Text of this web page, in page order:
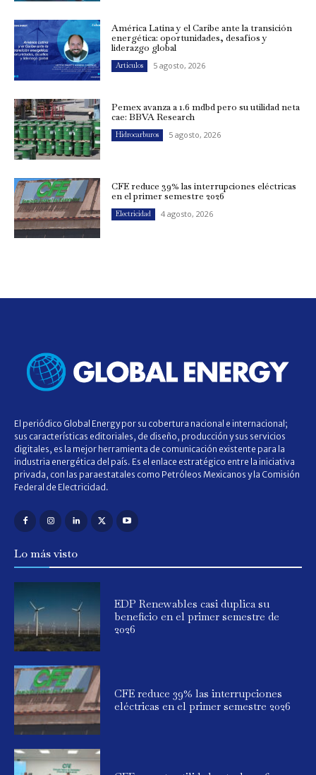
América Latina y el Caribe ante la transición
energética: oportunidades, desafíos y
liderazgo global
Artículos 5 agosto, 2026
Pemex avanza a 1.6 mdbd pero su utilidad neta
cae: BBVA Research
Hidrocarburos 5 agosto, 2026
CFE reduce 39% las interrupciones eléctricas
en el primer semestre 2026
Electricidad 4 agosto, 2026
El periódico Global Energy por su cobertura nacional e internacional;
sus características editoriales, de diseño, producción y sus servicios
digitales, es la mejor herramienta de comunicación existente para la
industria energética del país. Es el enlace estratégico entre la iniciativa
privada, con las paraestatales como Petróleos Mexicanos y la Comisión
Federal de Electricidad.
Lo más visto
EDP Renewables casi duplica su
beneficio en el primer semestre de
2026
CFE reduce 39% las interrupciones
eléctricas en el primer semestre 2026